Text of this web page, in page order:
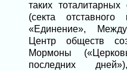
таких
(секта
«Единение»,
Центр обществ
Мормоны
последних